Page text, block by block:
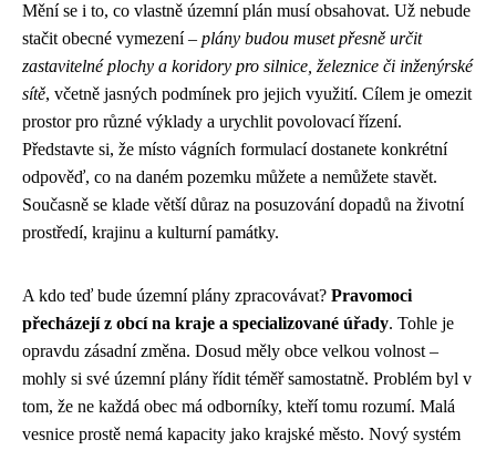
Mění se i to, co vlastně územní plán musí obsahovat. Už nebude
stačit obecné vymezení – plány budou muset přesně určit
zastavitelné plochy a koridory pro silnice, železnice či inženýrské
sítě, včetně jasných podmínek pro jejich využití. Cílem je omezit
prostor pro různé výklady a urychlit povolovací řízení.
Představte si, že místo vágních formulací dostanete konkrétní
odpověď, co na daném pozemku můžete a nemůžete stavět.
Současně se klade větší důraz na posuzování dopadů na životní
prostředí, krajinu a kulturní památky.
A kdo teď bude územní plány zpracovávat? Pravomoci
přecházejí z obcí na kraje a specializované úřady. Tohle je
opravdu zásadní změna. Dosud měly obce velkou volnost –
mohly si své územní plány řídit téměř samostatně. Problém byl v
tom, že ne každá obec má odborníky, kteří tomu rozumí. Malá
vesnice prostě nemá kapacity jako krajské město. Nový systém